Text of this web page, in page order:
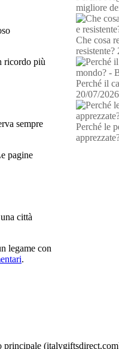
ricordo più
sempre
pagine
città
legame con
.
migliore
Che cosa
resistente?
Perché il
20/07/2026
Perché le
principale